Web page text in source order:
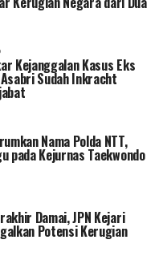
Kejanggalan Kasus Eks
Sudah Inkracht
Nama Polda NTT,
pada Kejurnas Taekwondo
Damai, JPN Kejari
Potensi Kerugian